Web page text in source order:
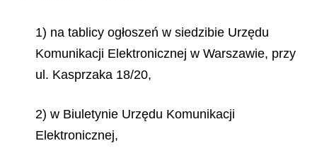
1) na tablicy ogłoszeń w siedzibie Urzędu
Komunikacji Elektronicznej w Warszawie, przy
ul. Kasprzaka 18/20,
2) w Biuletynie Urzędu Komunikacji
Elektronicznej,